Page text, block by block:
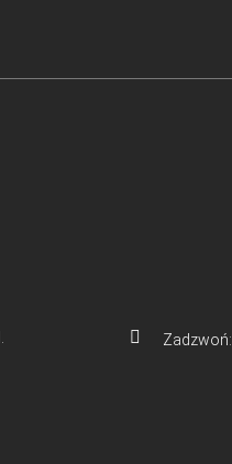
Zadzwoń: